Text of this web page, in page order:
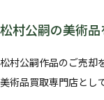
松村公嗣の美術
松村公嗣作品のご売却
美術品買取専門店とし